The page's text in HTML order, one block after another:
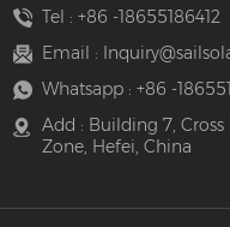
Tel : +86 -18655186412
Email :
Whatsapp : +86 -
Add : Building 7,
Zone, Hefei, China